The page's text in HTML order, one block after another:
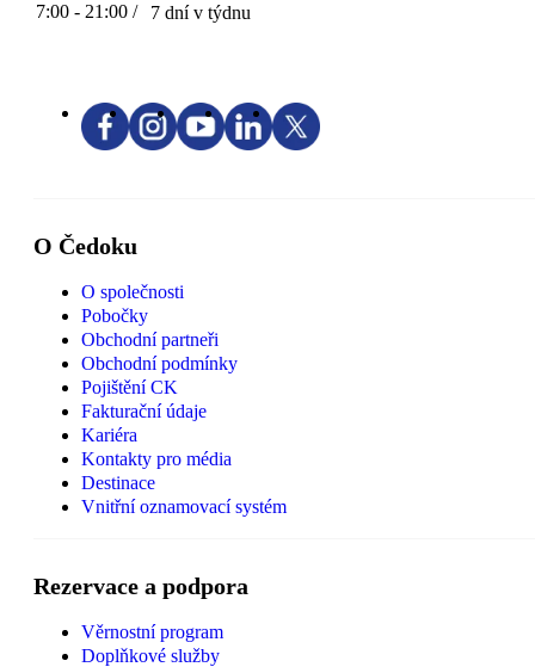
7:00 - 21:00 / 7 dní v týdnu
O Čedoku
O společnosti
Pobočky
Obchodní partneři
Obchodní podmínky
Pojištění CK
Fakturační údaje
Kariéra
Kontakty pro média
Destinace
Vnitřní oznamovací systém
Rezervace a podpora
Věrnostní program
Doplňkové služby